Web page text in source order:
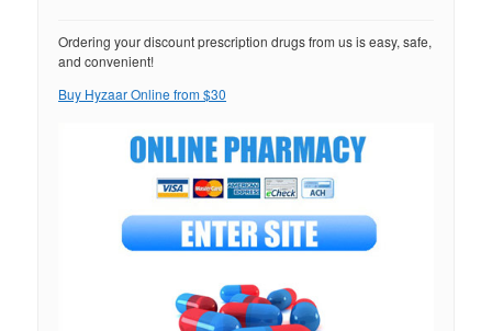
Ordering your discount prescription drugs from us is easy, safe,
and convenient!
Buy Hyzaar Online from $30